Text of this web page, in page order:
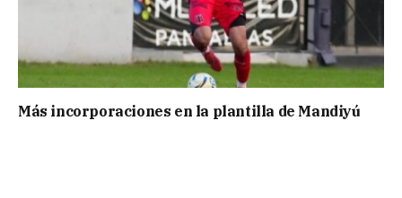
Más incorporaciones en la plantilla de Mandiyú